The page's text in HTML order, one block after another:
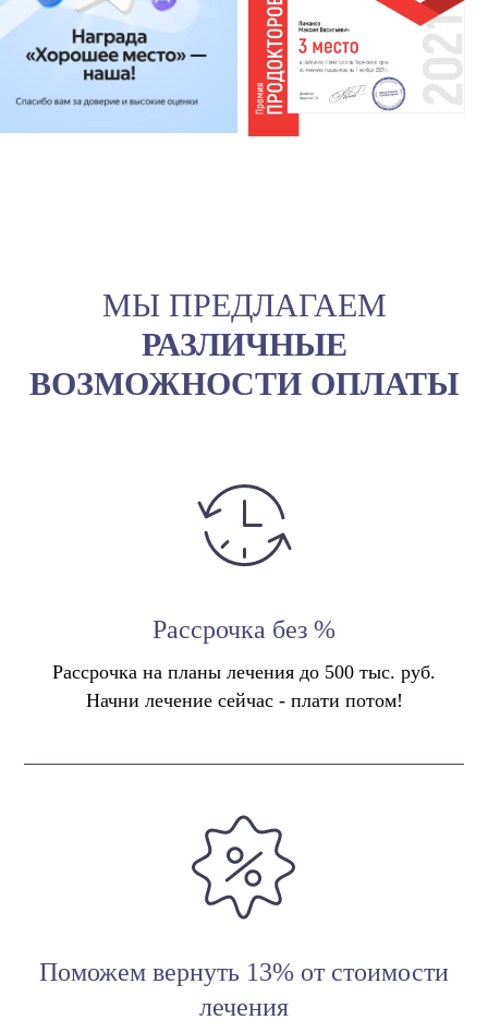
МЫ ПРЕДЛАГАЕМ
РАЗЛИЧНЫЕ
ВОЗМОЖНОСТИ ОПЛАТЫ
Рассрочка без %
Рассрочка на планы лечения до 500 тыс. руб.
Начни лечение сейчас - плати потом!
Поможем вернуть 13% от стоимости
лечения